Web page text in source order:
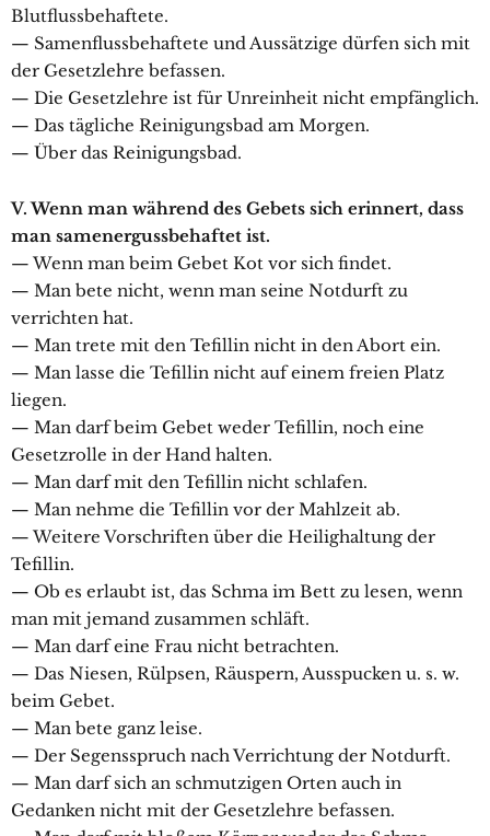
Blutflussbehaftete.
— Samenflussbehaftete und Aussätzige dürfen sich mit
der Gesetzlehre befassen.
— Die Gesetzlehre ist für Unreinheit nicht empfänglich.
— Das tägliche Reinigungsbad am Morgen.
— Über das Reinigungsbad.
V. Wenn man während des Gebets sich erinnert, dass
man samenergussbehaftet ist.
— Wenn man beim Gebet Kot vor sich findet.
— Man bete nicht, wenn man seine Notdurft zu
verrichten hat.
— Man trete mit den Tefillin nicht in den Abort ein.
— Man lasse die Tefillin nicht auf einem freien Platz
liegen.
— Man darf beim Gebet weder Tefillin, noch eine
Gesetzrolle in der Hand halten.
— Man darf mit den Tefillin nicht schlafen.
— Man nehme die Tefillin vor der Mahlzeit ab.
— Weitere Vorschriften über die Heilighaltung der
Tefillin.
— Ob es erlaubt ist, das Schma im Bett zu lesen, wenn
man mit jemand zusammen schläft.
— Man darf eine Frau nicht betrachten.
— Das Niesen, Rülpsen, Räuspern, Ausspucken u. s. w.
beim Gebet.
— Man bete ganz leise.
— Der Segensspruch nach Verrichtung der Notdurft.
— Man darf sich an schmutzigen Orten auch in
Gedanken nicht mit der Gesetzlehre befassen.